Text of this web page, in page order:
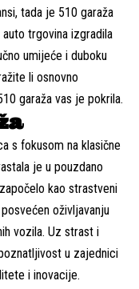
tada je 510 garaža
trgovina izgradila
umijeće i duboku
li osnovno
garaža vas je pokrila.
s fokusom na klasične
je u pouzdano
kao strastveni
oživljavanju
vozila. Uz strast i
u zajednici
i inovacije.